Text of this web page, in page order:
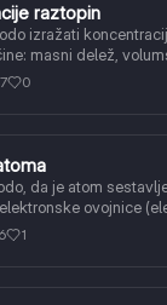
raztopin
izražati
masni delež,
in masna
0
da je atom
ovojnice
naboje in mase.
1